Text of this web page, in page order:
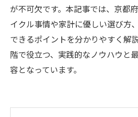
が不可欠です。本記事では、京都
イクル事情や家計に優しい選び方
できるポイントを分かりやすく解
階で役立つ、実践的なノウハウと
容となっています。